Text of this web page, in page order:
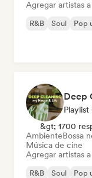
Agregar artistas
R&B Soul Pop
&gt; 1700
AmbienteBossa
Música de cine
Agregar artistas
R&B Soul Pop